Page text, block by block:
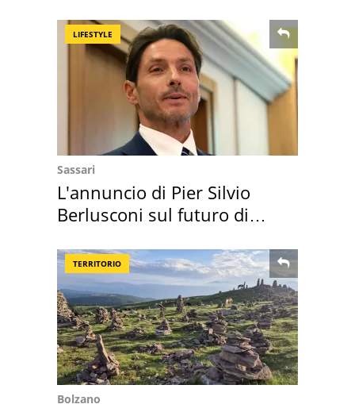
LIFESTYLE
Sassari
L'annuncio di Pier Silvio
Berlusconi sul futuro di
TERRITORIO
Bolzano